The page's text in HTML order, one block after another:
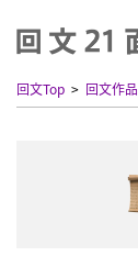
回文Top 回文作品